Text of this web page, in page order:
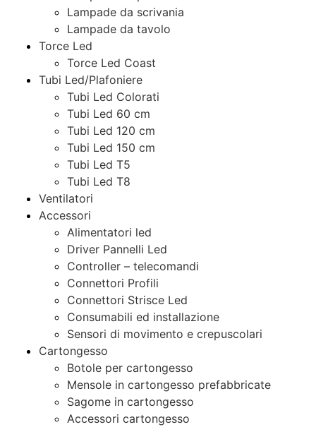
Lampade da scrivania
Lampade da tavolo
Torce Led
Torce Led Coast
Tubi Led/Plafoniere
Tubi Led Colorati
Tubi Led 60 cm
Tubi Led 120 cm
Tubi Led 150 cm
Tubi Led T5
Tubi Led T8
Ventilatori
Accessori
Alimentatori led
Driver Pannelli Led
Controller – telecomandi
Connettori Profili
Connettori Strisce Led
Consumabili ed installazione
Sensori di movimento e crepuscolari
Cartongesso
Botole per cartongesso
Mensole in cartongesso prefabbricate
Sagome in cartongesso
Accessori cartongesso